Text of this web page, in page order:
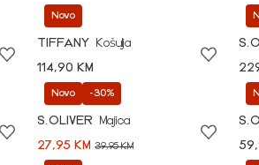
Novo
TIFFANY
Košulja
114,90 KM
Novo -30%
S.OLIVER
Majica
27,95 KM39,95 KM